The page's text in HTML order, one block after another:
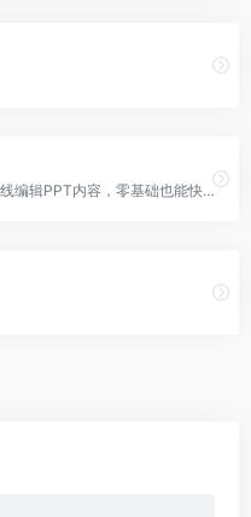
AI制作PPT，布局灵活切换，在线编辑PPT内容，零基础也能快速用